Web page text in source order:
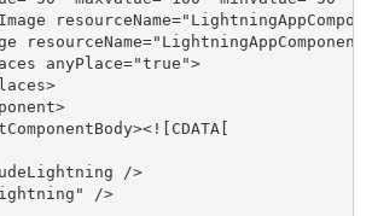
anyPlace="true">
/>
/>